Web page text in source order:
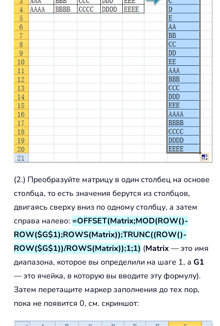
(2.) Преобразуйте матрицу в один столбец на основе
столбца, то есть значения берутся из столбцов,
двигаясь сверху вниз по одному столбцу, а затем
справа налево: =OFFSET(Matrix;MOD(ROW()-
ROW($G$1);ROWS(Matrix));TRUNC((ROW()-
ROW($G$1))/ROWS(Matrix));1;1) (Matrix— это имя
диапазона, которое вы определили на шаге 1, а G1
— это ячейка, в которую вы вводите эту формулу).
Затем перетащите маркер заполнения до тех пор,
пока не появится 0, см. скриншот: